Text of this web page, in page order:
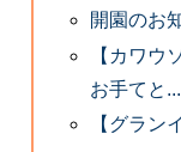
開園のお
【カワウ
お手てと...
【グラン